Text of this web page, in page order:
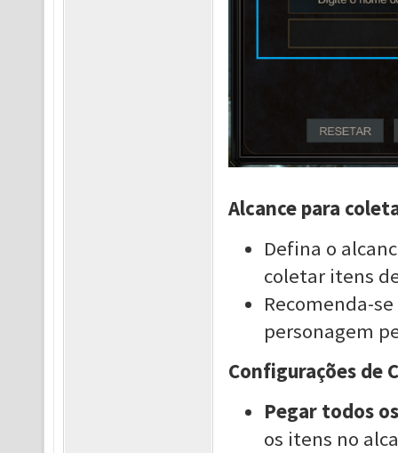
Alcance para
Defina o
coletar itens
Recomenda-
personagem
Configurações de
Pegar todos
os itens no